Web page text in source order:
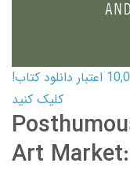
کارت اعتباری کتاب دانلود با 10,000,000 اعتبار دانلود کتاب!
کلیک کنید
Art